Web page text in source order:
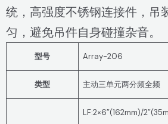
统，高强度不锈钢连接件，吊
匀，避免吊件自身碰撞杂音。
型号 Array-206
类型 主动三单元两分频全频
LF:2×6″(162mm)/